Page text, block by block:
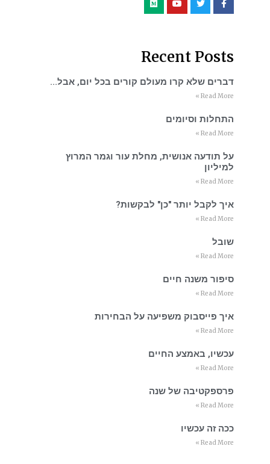
Recent Posts
דברים שלא קרו מעולם קורים בכל יום, אבל…
Read More »
התחלות וסיומים
Read More »
על תודעה אנושית, מחלת עור וגמר המרוץ
למיליון
Read More »
איך לקבל יותר "כן" לבקשות?
Read More »
שובל
Read More »
סיפור משנה חיים
Read More »
איך פייסבוק משפיעה על הבחירות
Read More »
עכשיו, באמצע החיים
Read More »
פרספקטיבה של שנה
Read More »
ככה זה עכשיו
Read More »